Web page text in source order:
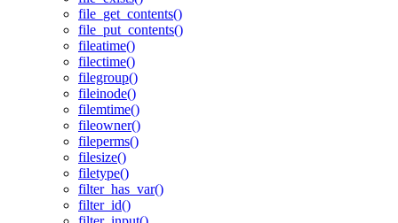
file_get_contents()
file_put_contents()
fileatime()
filectime()
filegroup()
fileinode()
filemtime()
fileowner()
fileperms()
filesize()
filetype()
filter_has_var()
filter_id()